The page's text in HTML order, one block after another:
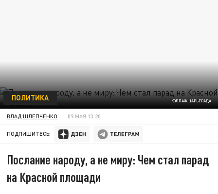
КОЛЛАЖ ЦАРЬГРАДА
ПОЛИТИКА
ВЛАД ШЛЕПЧЕНКО 09 МАЯ 13:20
ПОДПИШИТЕСЬ:
Послание народу, а не миру: Чем стал парад
на Красной площади